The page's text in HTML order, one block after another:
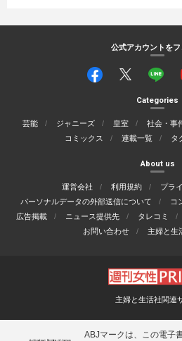
公式アカウントを
Categories
芸能 ジャニーズ 皇室 社会・事
コミックス
連載一覧 タ
About us
運営会社 利用規約
プラ
パーソナルデータの外部送信について
コ
広告掲載
ニュース提供先 タレコミ
お問い合わせ
主婦と生
主婦と生活社関連
ABJマークは、この電子